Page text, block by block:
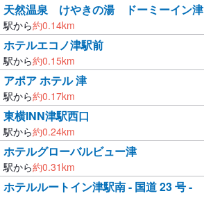
天然温泉 けやきの湯 ドーミーイン津
駅から約0.14km
ホテルエコノ津駅前
駅から約0.15km
アポア ホテル 津
駅から約0.17km
東横INN津駅西口
駅から約0.24km
ホテルグローバルビュー津
駅から約0.31km
ホテルルートイン津駅南 - 国道 23 号 -